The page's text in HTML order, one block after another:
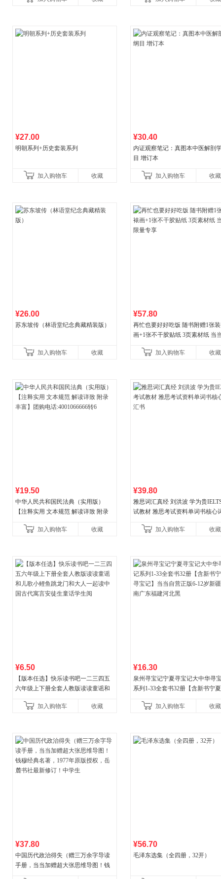
¥27.00
明朝系列+历史套装系列
加入购物车 收藏
¥30.40
内证观察笔记：真图本中医解剖
目 增订本
加入购物车 收藏
¥26.00
苏东坡传（林语堂纪念典藏精装版）
加入购物车 收藏
¥57.80
再忙也要好好吃饭 随书附赠1张
画+1张不干胶贴纸 3页素材纸 当
加入购物车
收藏
¥19.50
中华人民共和国民法典（实用版）
【注释实用 文本规范 解读详致 附录
加入购物车
收藏
¥39.80
雅思词汇真经 刘洪波 学为贵
试教材 雅思考试资料单词书核心
加入购物车
收藏
¥6.50
【版本任选】快乐读书吧一二三四五
六年级上下册全套人教版读读童谣和
古代寓言安徒生童话学生阅
加入购物车 收藏
¥16.30
泉州寻宝记宁夏寻宝记大中华寻
系列1-33全套书32册【含新书宁
广东福建河北黑
加入购物车 收藏
¥37.80
中国历代政治得失（赠三万余字导读
手册，当当加赠超大张思维导图！钱
¥56.70
毛泽东选集（全四册，32开）